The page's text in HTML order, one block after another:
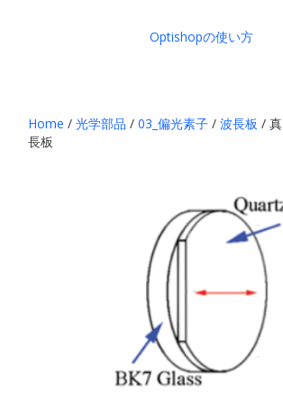
Optishopの使い方
Home /光学部品 /03_偏光素子 /波長板 /
長板